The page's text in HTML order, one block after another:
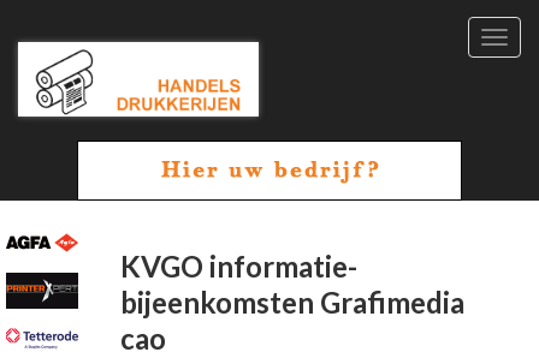
KVGO informatie-
bijeenkomsten Grafimedia
cao